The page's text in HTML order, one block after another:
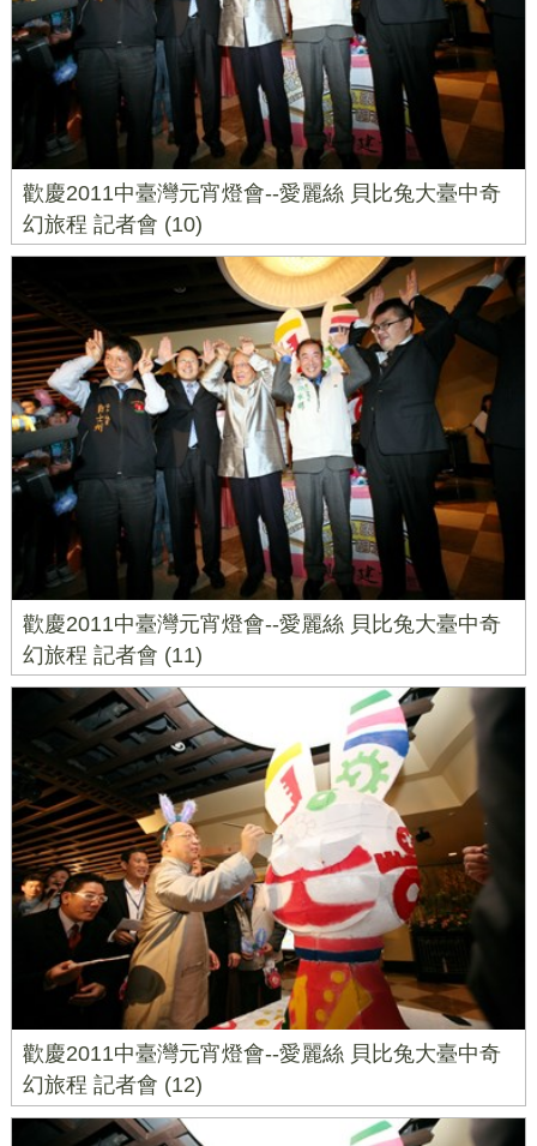
歡慶2011中臺灣元宵燈會--愛麗絲 貝比兔大臺中奇
幻旅程 記者會 (10)
歡慶2011中臺灣元宵燈會--愛麗絲 貝比兔大臺中奇
幻旅程 記者會 (11)
歡慶2011中臺灣元宵燈會--愛麗絲 貝比兔大臺中奇
幻旅程 記者會 (12)